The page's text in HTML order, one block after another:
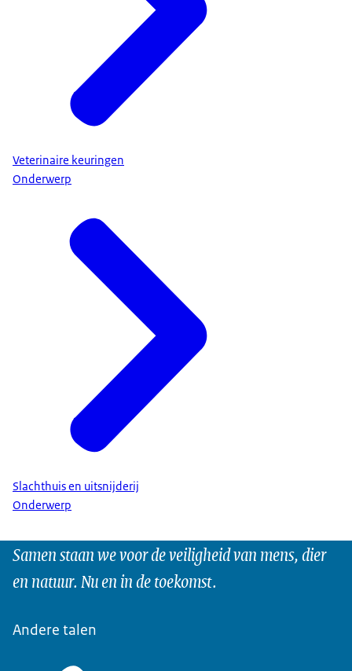
Veterinaire keuringen
Onderwerp
Slachthuis en uitsnijderij
Onderwerp
Samen staan we voor de veiligheid van mens, dier
en natuur. Nu en in de toekomst.
Andere talen